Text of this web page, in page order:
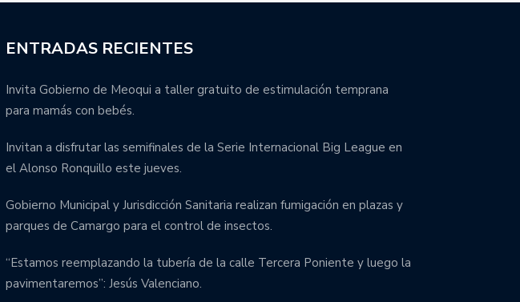
ENTRADAS RECIENTES
Invita Gobierno de Meoqui a taller gratuito de estimulación temprana
para mamás con bebés.
Invitan a disfrutar las semifinales de la Serie Internacional Big League en
el Alonso Ronquillo este jueves.
Gobierno Municipal y Jurisdicción Sanitaria realizan fumigación en plazas y
parques de Camargo para el control de insectos.
“Estamos reemplazando la tubería de la calle Tercera Poniente y luego la
pavimentaremos”: Jesús Valenciano.